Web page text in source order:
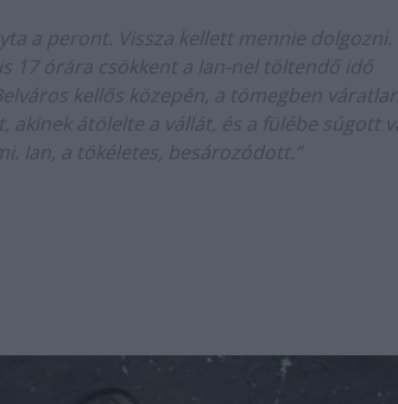
a peront. Vissza kellett mennie dolgozni.
17 órára csökkent a Ian-nel töltendő idő
kellős közepén, a tömegben
átölelte a vállát, és a fülébe súgott
Ian, a tökéletes, besározódott.”